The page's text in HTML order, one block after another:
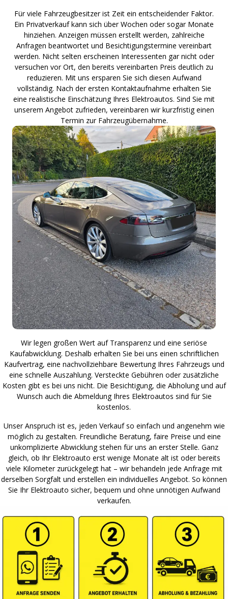
Für viele Fahrzeugbesitzer ist Zeit ein entscheidender Faktor.
Ein Privatverkauf kann sich über Wochen oder sogar Monate
hinziehen. Anzeigen müssen erstellt werden, zahlreiche
Anfragen beantwortet und Besichtigungstermine vereinbart
werden. Nicht selten erscheinen Interessenten gar nicht oder
versuchen vor Ort, den bereits vereinbarten Preis deutlich zu
reduzieren. Mit uns ersparen Sie sich diesen Aufwand
vollständig. Nach der ersten Kontaktaufnahme erhalten Sie
eine realistische Einschätzung Ihres Elektroautos. Sind Sie mit
unserem Angebot zufrieden, vereinbaren wir kurzfristig einen
Termin zur Fahrzeugübernahme.
Wir legen großen Wert auf Transparenz und eine seriöse
Kaufabwicklung. Deshalb erhalten Sie bei uns einen schriftlichen
Kaufvertrag, eine nachvollziehbare Bewertung Ihres Fahrzeugs und
eine schnelle Auszahlung. Versteckte Gebühren oder zusätzliche
Kosten gibt es bei uns nicht. Die Besichtigung, die Abholung und auf
Wunsch auch die Abmeldung Ihres Elektroautos sind für Sie
kostenlos.
Unser Anspruch ist es, jeden Verkauf so einfach und angenehm wie
möglich zu gestalten. Freundliche Beratung, faire Preise und eine
unkomplizierte Abwicklung stehen für uns an erster Stelle. Ganz
gleich, ob Ihr Elektroauto erst wenige Monate alt ist oder bereits
viele Kilometer zurückgelegt hat – wir behandeln jede Anfrage mit
derselben Sorgfalt und erstellen ein individuelles Angebot. So können
Sie Ihr Elektroauto sicher, bequem und ohne unnötigen Aufwand
verkaufen.